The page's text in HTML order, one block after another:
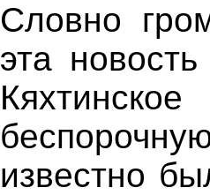
Словно
эта
известно